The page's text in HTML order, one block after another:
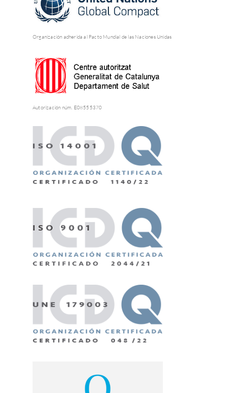
Organización adherida al Pacto Mundial de las Naciones Unidas
Autorización núm. E08555370